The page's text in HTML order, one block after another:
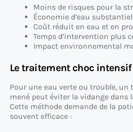
Moins de risques pour la
Économie d’eau
Coût réduit en eau et en
Temps d’intervention plus
Impact environnemental
Le traitement choc intensif
Pour une eau verte ou trouble,
mené peut éviter la vidange dans
Cette méthode demande de la
souvent efficace :